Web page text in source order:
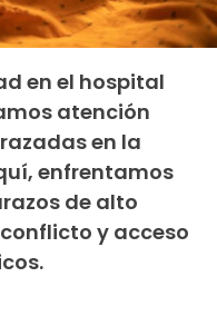
en el hospital
atención
en la
enfrentamos
de alto
y acceso